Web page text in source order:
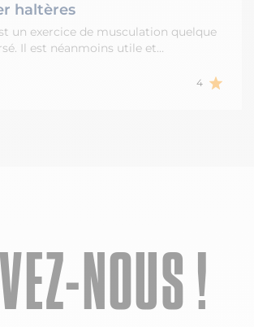
haltères
un exercice de musculation quelque
Il est néanmoins utile et…
4
NOUS !